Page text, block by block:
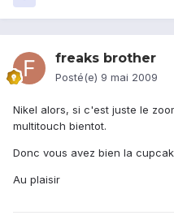
freaks brother
Posté(e) 9 mai 2009
Nikel alors, si c'est juste le
multitouch bientot.
Donc vous avez bien la
Au plaisir